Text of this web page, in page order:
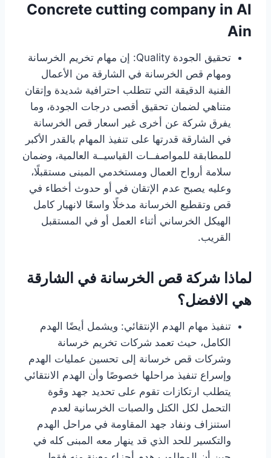
Concrete cutting company in Al
Ain
تحقيق الجودة Quality: إن مهام تخريم الخرسانة
ومهام قص الخرسانة في الشارقة من الأعمال
الفنية الدقيقة التي تتطلب احترافية شديدة وإتقان
متناهي لضمان تحقيق أقصى درجات الجودة، وما
يفرق شركة عن أخرى غير اسعار قص الخرسانة
في الشارقة قدرتها على تنفيذ المهام بالقدر الأكبر
للمطابقة للمواصفــات القياسيــة العالمية، وضمان
سلامة أرواح العمال ومستخدمي المبنى مستقبلًا،
وعليه يصبح عدم الإتقان في أو حدوث أخطاء في
قص وتقطيع الخرسانة مدخلًا واسعًا لانهيار كامل
الهيكل الخرساني أثناء العمل أو في المستقبل
القريب.
لماذا شركة قص الخرسانة في الشارقة
هي الافضل؟
تنفيذ مهام الهدم الإنتقائي: ويشمل أيضًا الهدم
الكامل، حيث تعمد شركات تخريم خرسانة
وشركات قص خرسانة إلى تحسين عمليات الهدم
وإسراع تنفيذ مراحلها خصوصًا وأن الهدم الانتقائي
يتطلب ارتكازات تقوم على تحديد جهد وقوة
التحمل لكل الكتل والصبات الخرسانية لعدم
استنزاف ونفاد جهد المقاومة في مراحل الهدم
والتكسير للحد الذي قد ينهار معه المبنى كله في